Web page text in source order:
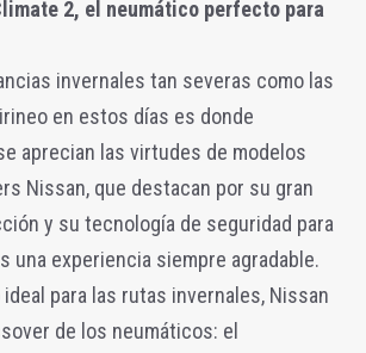
2, el neumático perfecto para
invernales tan severas como las
en estos días es donde
aprecian las virtudes de modelos
Nissan, que destacan por su gran
y su tecnología de seguridad para
una experiencia siempre agradable.
para las rutas invernales, Nissan
de los neumáticos: el